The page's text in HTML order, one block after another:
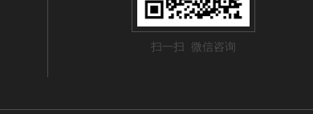
扫一扫 微信咨询